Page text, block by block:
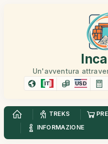
Un'avventura
IT USD
TREKS
INFORMAZIONE